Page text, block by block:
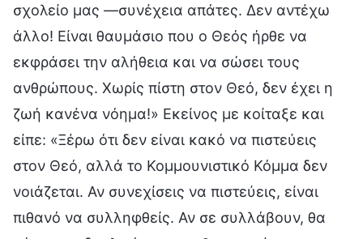
σχολείο μας —συνέχεια απάτες. Δεν αντέχω
άλλο! Είναι θαυμάσιο που ο Θεός ήρθε να
εκφράσει την αλήθεια και να σώσει τους
ανθρώπους. Χωρίς πίστη στον Θεό, δεν έχει η
ζωή κανένα νόημα!» Εκείνος με κοίταξε και
είπε: «Ξέρω ότι δεν είναι κακό να πιστεύεις
στον Θεό, αλλά το Κομμουνιστικό Κόμμα δεν
νοιάζεται. Αν συνεχίσεις να πιστεύεις, είναι
πιθανό να συλληφθείς. Αν σε συλλάβουν, θα